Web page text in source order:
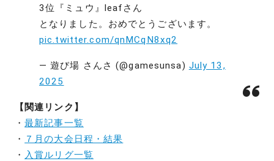
3位『ミュウ』leafさん
となりました。おめでとうございます。
pic.twitter.com/qnMCqN8xq2
— 遊び場 さんさ (@gamesunsa) July 13,
2025
【関連リンク】
・最新記事一覧
・
７月の大会日程・結果
・ 入賞ルリグ一覧